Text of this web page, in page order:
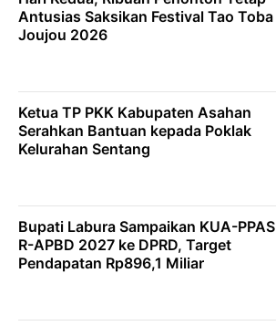
Antusias Saksikan Festival Tao Toba
Joujou 2026
Ketua TP PKK Kabupaten Asahan
Serahkan Bantuan kepada Poklak
Kelurahan Sentang
Bupati Labura Sampaikan KUA-PPAS
R-APBD 2027 ke DPRD, Target
Pendapatan Rp896,1 Miliar